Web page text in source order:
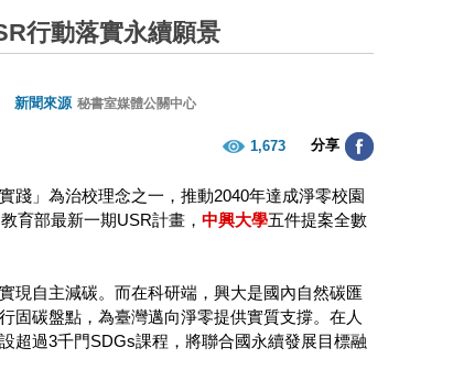
行動落實永續願景
新聞來源 秘書室媒體公關中心
1,673 分享
踐」為治校理念之一，推動2040年達成淨零校園
育部最新一期USR計畫， 中興大學五件提案全數
現自主減碳。而在科研端，興大是國內自然碳匯
固碳盤點，為臺灣邁向淨零提供實質支撐。在人
超過3千門SDGs課程，將聯合國永續發展目標融